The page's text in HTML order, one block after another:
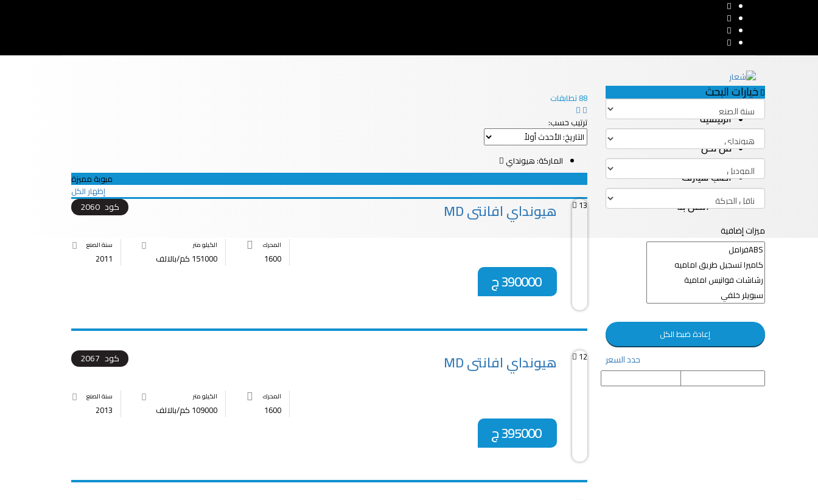
الرئيسية
من نحن
اطلب سيارتك
اتصل بنا
خيارات البحث
ميزات إضافية
إعادة ضبط الكل
حدد السعر
88تطابقات
ترتيب حسب:
الماركة:هيونداي
مبوبة مميزة
إظهار الكل
13
390000 ج
هيونداي افانتى MD
سنة الصنع
2011
الكيلو متر
151000 كم/بالالف
المحرك
1600
كود 2060
12
395000 ج
هيونداي افانتى MD
سنة الصنع
2013
الكيلو متر
109000 كم/بالالف
المحرك
1600
كود 2067